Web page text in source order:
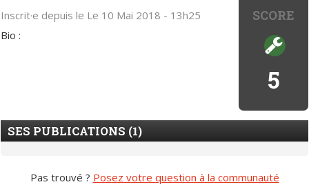
SCORE
5
Inscrit·e depuis le Le 10 Mai 2018 - 13h25
Bio :
SES PUBLICATIONS (1)
Pas trouvé ? Posez votre question à la communauté